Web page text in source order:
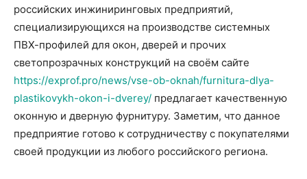
российских инжиниринговых предприятий,
специализирующихся на производстве системных
ПВХ-профилей для окон, дверей и прочих
светопрозрачных конструкций на своём сайте
https://exprof.pro/news/vse-ob-oknah/furnitura-dlya-
plastikovykh-okon-i-dverey/ предлагает качественную
оконную и дверную фурнитуру. Заметим, что данное
предприятие готово к сотрудничеству с покупателями
своей продукции из любого российского региона.